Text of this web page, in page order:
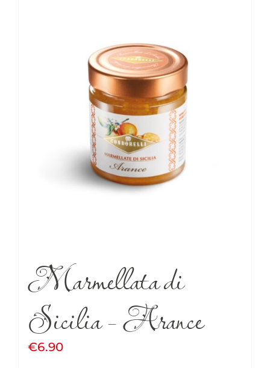
Marmellata di
Sicilia – Arance
€6.90